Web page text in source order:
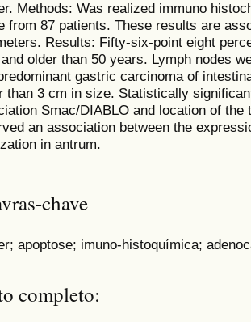
Methods: Was realized immuno
from 87 patients. These results are
Results: Fifty-six-point eight
older than 50 years. Lymph nodes
gastric carcinoma of
than 3 cm in size. Statistically
Smac/DIABLO and location of
an association between the
in antrum.
chave
apoptose; imuno-histoquímica;
completo: